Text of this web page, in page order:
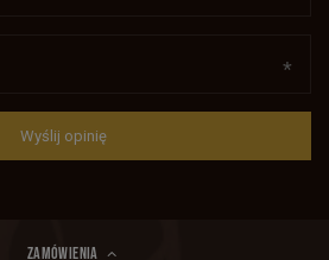
Wyślij opinię
ZAMÓWIENIA